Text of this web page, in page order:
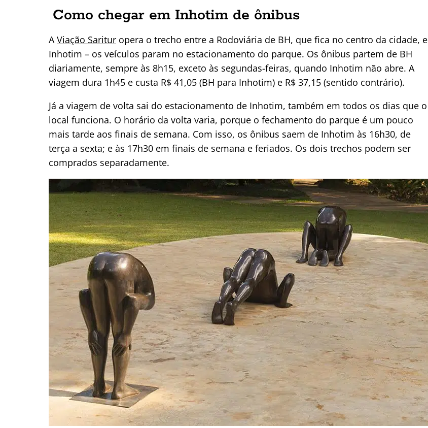
Como chegar em Inhotim de ônibus
A Viação Saritur opera o trecho entre a Rodoviária de BH, que fica no centro da cidade, e
Inhotim – os veículos param no estacionamento do parque. Os ônibus partem de BH
diariamente, sempre às 8h15, exceto às segundas-feiras, quando Inhotim não abre. A
viagem dura 1h45 e custa R$ 41,05 (BH para Inhotim) e R$ 37,15 (sentido contrário).
Já a viagem de volta sai do estacionamento de Inhotim, também em todos os dias que o
local funciona. O horário da volta varia, porque o fechamento do parque é um pouco
mais tarde aos finais de semana. Com isso, os ônibus saem de Inhotim às 16h30, de
terça a sexta; e às 17h30 em finais de semana e feriados. Os dois trechos podem ser
comprados separadamente.